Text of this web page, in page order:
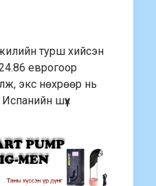
турш хийсэн
еврогоор
экс нөхрөөр нь
шүүх